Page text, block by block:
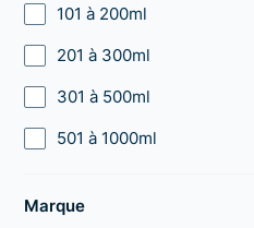
101 à 200ml
201 à 300ml
301 à 500ml
501 à 1000ml
Marque